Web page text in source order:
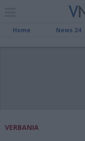
Home News 24
VERBANIA